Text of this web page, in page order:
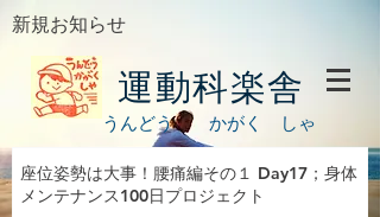
新規お知らせ
運動科楽舎
うんどう かがく しゃ
座位姿勢は大事！腰痛編その１ Day17；身体
メンテナンス100日プロジェクト